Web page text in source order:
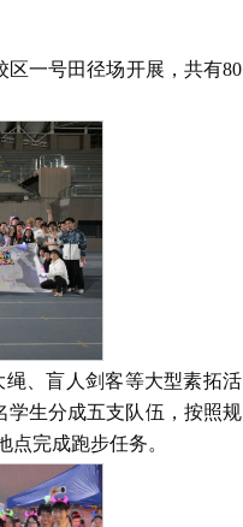
区一号田径场开展，共有80
、盲人剑客等大型素拓活
学生分成五支队伍，按照规
完成跑步任务。